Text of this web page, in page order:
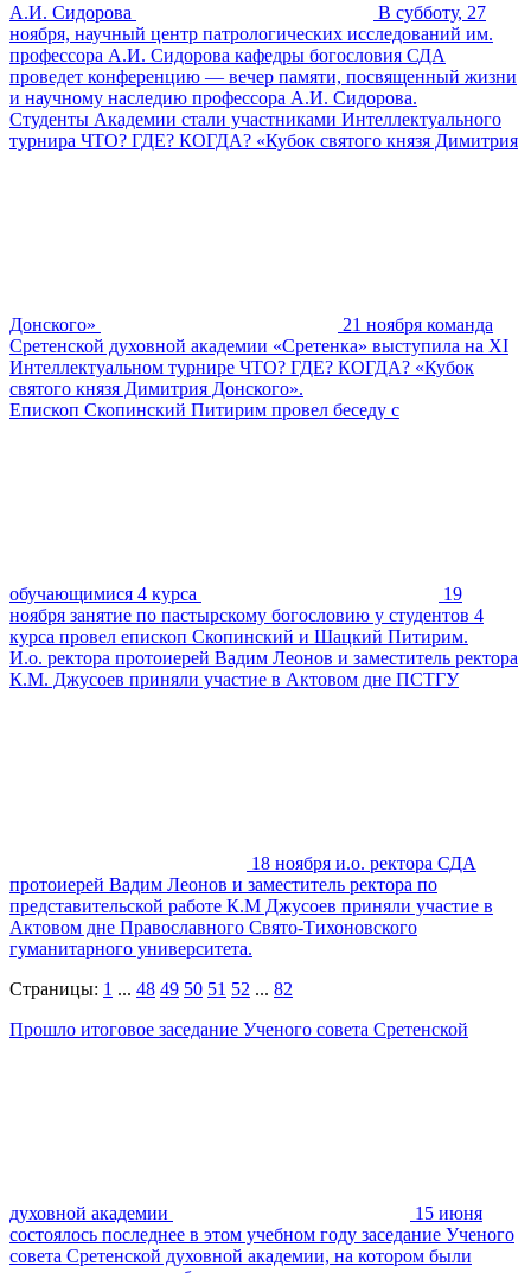
А.И. Сидорова
В субботу, 27
ноября, научный центр патрологических исследований им.
профессора А.И. Сидорова кафедры богословия СДА
проведет конференцию — вечер памяти, посвященный жизни
и научному наследию профессора А.И. Сидорова.
Студенты Академии стали участниками Интеллектуального
турнира ЧТО? ГДЕ? КОГДА? «Кубок святого князя Димитрия
Донского»
21 ноября команда
Сретенской духовной академии «Сретенка» выступила на XI
Интеллектуальном турнире ЧТО? ГДЕ? КОГДА? «Кубок
святого князя Димитрия Донского».
Епископ Скопинский Питирим провел беседу с
обучающимися 4 курса
19
ноября занятие по пастырскому богословию у студентов 4
курса провел епископ Скопинский и Шацкий Питирим.
И.о. ректора протоиерей Вадим Леонов и заместитель ректора
К.М. Джусоев приняли участие в Актовом дне ПСТГУ
18 ноября и.о. ректора СДА
протоиерей Вадим Леонов и заместитель ректора по
представительской работе К.М Джусоев приняли участие в
Актовом дне Православного Свято-Тихоновского
гуманитарного университета.
Страницы: 1 ... 48 49 50 51 52 ... 82
Прошло итоговое заседание Ученого совета Сретенской
духовной академии
15 июня
состоялось последнее в этом учебном году заседание Ученого
совета Сретенской духовной академии, на котором были